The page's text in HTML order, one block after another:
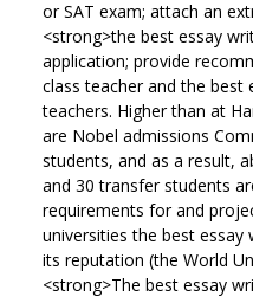
or SAT exam; attach an
<strong>the best essay
application; provide
class teacher and the best
teachers. Higher than at
are Nobel admissions
students, and as a result,
and 30 transfer students
requirements for and
universities the best
its reputation (the World
<strong>The best essay